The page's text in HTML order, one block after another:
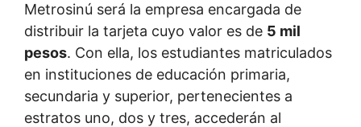
Metrosinú será la empresa encargada de
distribuir la tarjeta cuyo valor es de 5 mil
pesos. Con ella, los estudiantes matriculados
en instituciones de educación primaria,
secundaria y superior, pertenecientes a
estratos uno, dos y tres, accederán al